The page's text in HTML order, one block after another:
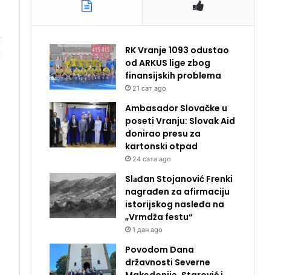
RK Vranje 1093 odustao
od ARKUS lige zbog
finansijskih problema
21 сат ago
Ambasador Slovačke u
poseti Vranju: Slovak Aid
donirao presu za
kartonski otpad
24 сата ago
Slаđan Stojanović Frenki
nagrađen za afirmaciju
istorijskog nasleđa na
„Vrmdža festu“
1 дан ago
Povodom Dana
državnosti Severne